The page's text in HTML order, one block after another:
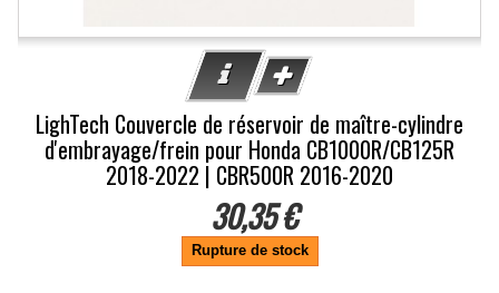
LighTech Couvercle de réservoir de maître-cylindre
d'embrayage/frein pour Honda CB1000R/CB125R
2018-2022 | CBR500R 2016-2020
30,35 €
Rupture de stock